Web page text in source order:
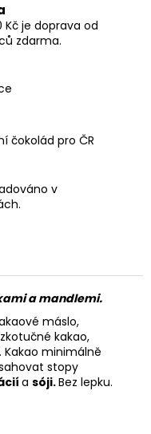
Kč je doprava od
zdarma.
čokolád pro ČR
v
a mandlemi.
máslo,
kakao,
Kakao minimálně
stopy
a sóji.Bez lepku.